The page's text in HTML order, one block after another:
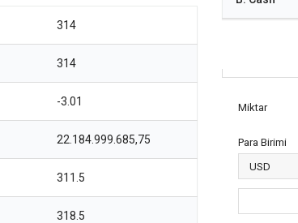
314
314
-3.01
22.184.999.685,75
311.5
318.5
Miktar
Para Birimi